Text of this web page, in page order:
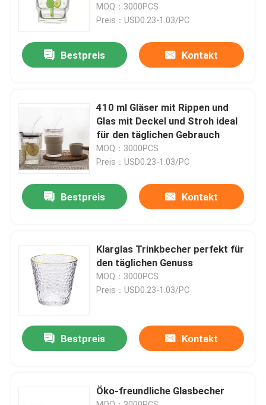
Zu Hause
Über uns
Werksbesichtigung
Qualitätskontrolle
Bitte um ein Angebot
Leere Glasgefäße
Glasdiffusor-Flaschen
MOQ：3000PCS
Preis：USD0.23-1.03/PC
Bestpreis Kontakt
410 ml Gläser mit Rippen und
Glas mit Deckel und Stroh ideal
für den täglichen Gebrauch
MOQ：3000PCS
Preis：USD0.23-1.03/PC
Bestpreis Kontakt
Klarglas Trinkbecher perfekt für
den täglichen Genuss
MOQ：3000PCS
Preis：USD0.23-1.03/PC
Bestpreis Kontakt
Öko-freundliche Glasbecher